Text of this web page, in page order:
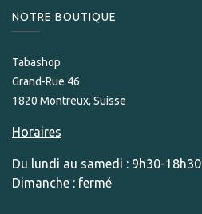
NOTRE BOUTIQUE
Tabashop
Grand-Rue 46
1820 Montreux, Suisse
Horaires
Du lundi au samedi : 9h30-18h30
Dimanche : fermé